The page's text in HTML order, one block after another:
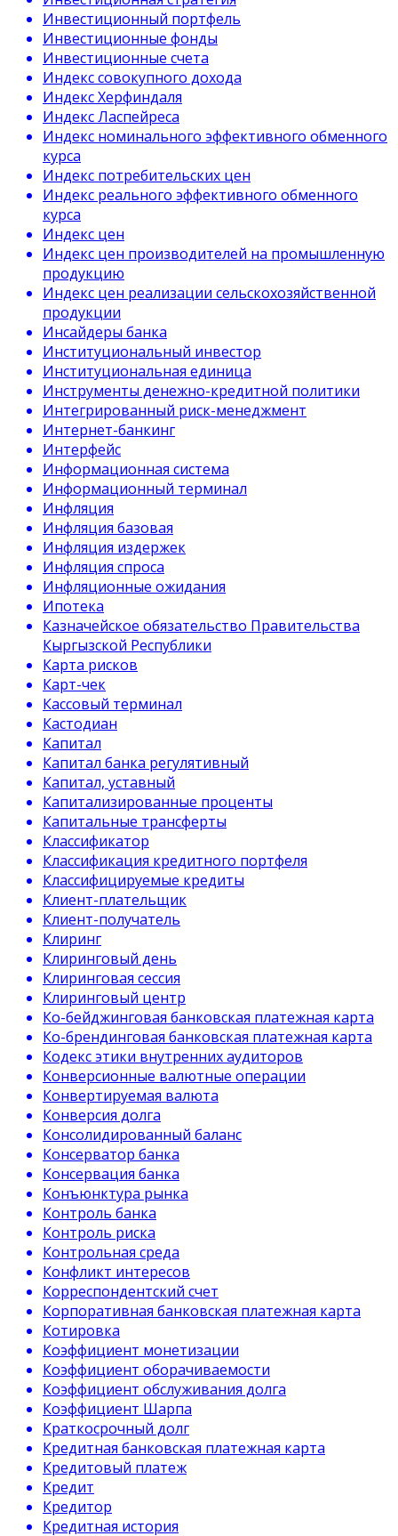
Инвестиционный портфель
Инвестиционные фонды
Инвестиционные счета
Индекс совокупного дохода
Индекс Херфиндаля
Индекс Ласпейреса
Индекс номинального эффективного обменного
курса
Индекс потребительских цен
Индекс реального эффективного обменного
курса
Индекс цен
Индекс цен производителей на промышленную
продукцию
Индекс цен реализации сельскохозяйственной
продукции
Инсайдеры банка
Институциональный инвестор
Институциональная единица
Инструменты денежно-кредитной политики
Интегрированный риск-менеджмент
Интернет-банкинг
Интерфейс
Информационная система
Информационный терминал
Инфляция
Инфляция базовая
Инфляция издержек
Инфляция спроса
Инфляционные ожидания
Ипотека
Казначейское обязательство Правительства
Кыргызской Республики
Карта рисков
Карт-чек
Кассовый терминал
Кастодиан
Капитал
Капитал банка регулятивный
Капитал, уставный
Капитализированные проценты
Капитальные трансферты
Классификатор
Классификация кредитного портфеля
Классифицируемые кредиты
Клиент-плательщик
Клиент-получатель
Клиринг
Клиринговый день
Клиринговая сессия
Клиринговый центр
Ко-бейджинговая банковская платежная карта
Ко-брендинговая банковская платежная карта
Кодекс этики внутренних аудиторов
Конверсионные валютные операции
Конвертируемая валюта
Конверсия долга
Консолидированный баланс
Консерватор банка
Консервация банка
Конъюнктура рынка
Контроль банка
Контроль риска
Контрольная среда
Конфликт интересов
Корреспондентский счет
Корпоративная банковская платежная карта
Котировка
Коэффициент монетизации
Коэффициент оборачиваемости
Коэффициент обслуживания долга
Коэффициент Шарпа
Краткосрочный долг
Кредитная банковская платежная карта
Кредитовый платеж
Кредит
Кредитор
Кредитная история